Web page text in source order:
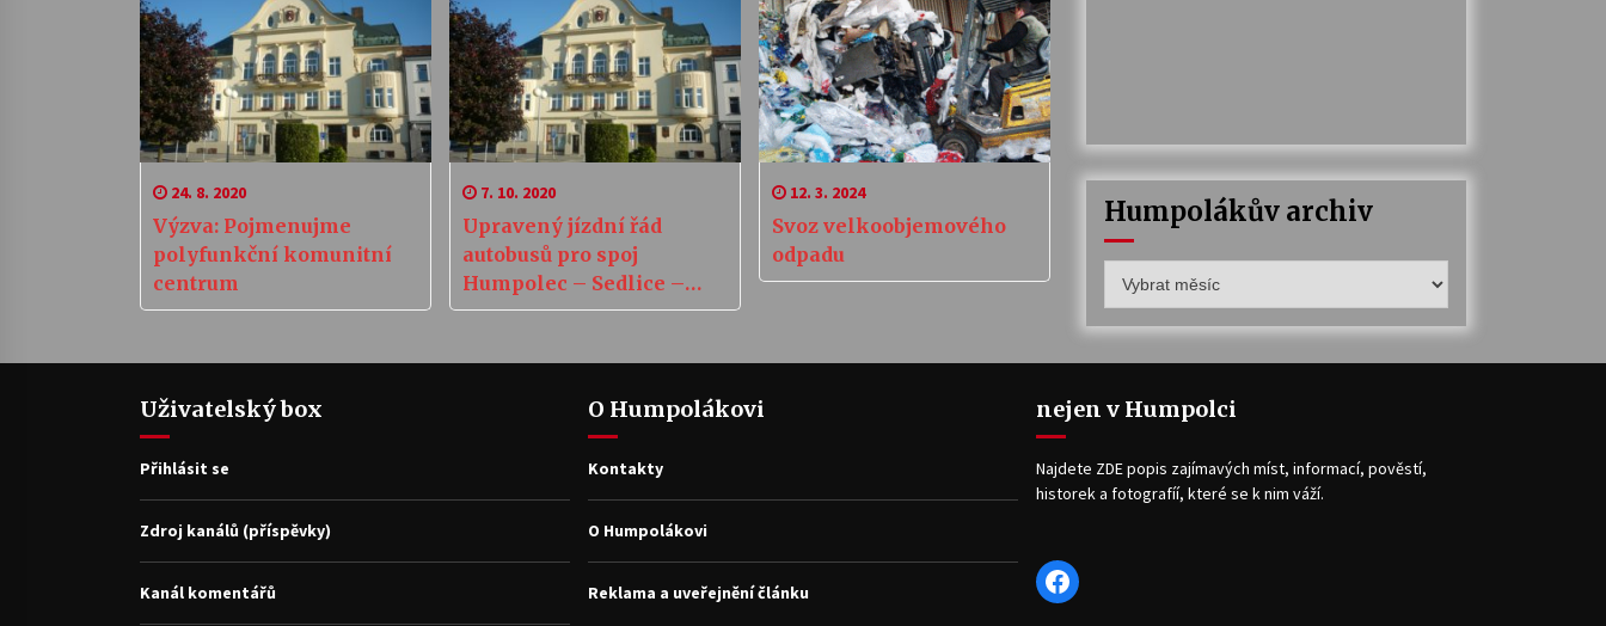
24. 8. 2020
Výzva: Pojmenujme
polyfunkční komunitní
centrum
7. 10. 2020
Upravený jízdní řád
autobusů pro spoj
Humpolec – Sedlice –
Pelhřimov
12. 3. 2024
Svoz velkoobjemového
odpadu
Humpolákův archiv
archiv
Uživatelský box
Přihlásit se
Zdroj kanálů (příspěvky)
Kanál komentářů
O Humpolákovi
Kontakty
O Humpolákovi
Reklama a uveřejnění článku
nejen v Humpolci
Najdete ZDE popis zajímavých míst, informací, pověstí,
historek a fotografíí, které se k nim váží.
Facebook